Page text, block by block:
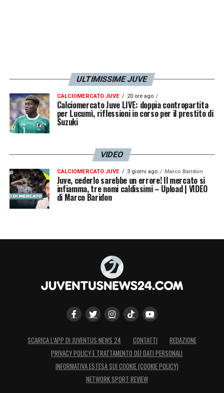
ULTIMISSIME JUVE
CALCIOMERCATO JUVE 20 ore ago
Calciomercato Juve LIVE: doppia contropartita
per Lucumì, riflessioni in corso per il prestito di
Suzuki
VIDEO
CALCIOMERCATO JUVE 3 giorni ago Marco Baridon
Juve, cederlo sarebbe un errore! Il mercato si
infiamma, tre nomi caldissimi – Upload | VIDEO
di Marco Baridon
SCARICA L’APP DI JUVENTUS NEWS 24 CONTATTI
REDAZIONE
PRIVACY POLICY E TRATTAMENTO DEI DATI PERSONALI
INFORMATIVA ESTESA SUI COOKIE (COOKIE POLICY)
NETWORK SPORT REVIEW